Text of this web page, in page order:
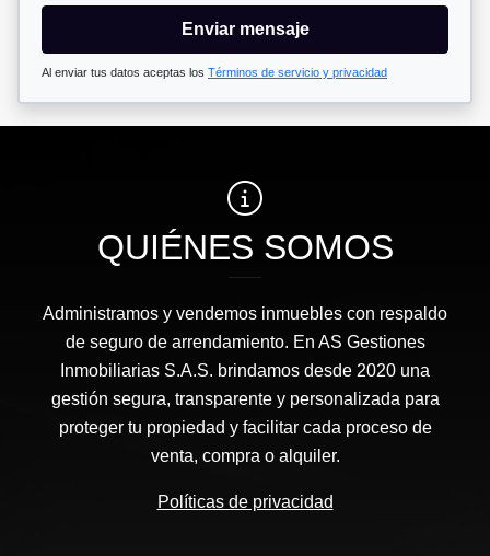
Enviar mensaje
Al enviar tus datos aceptas los Términos de servicio y privacidad
QUIÉNES SOMOS
Administramos y vendemos inmuebles con respaldo
de seguro de arrendamiento. En AS Gestiones
Inmobiliarias S.A.S. brindamos desde 2020 una
gestión segura, transparente y personalizada para
proteger tu propiedad y facilitar cada proceso de
venta, compra o alquiler.
Políticas de privacidad